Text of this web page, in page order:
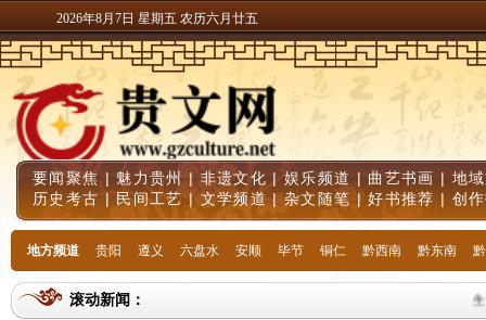
2026年8月7日 星期五 农历六月廿五
要闻聚焦| 魅力贵州|非遗文化 |娱乐频道 | 曲艺书画 | 地
历史考古 | 民间工艺 |文学频道|杂文随笔 |好书推荐 | 创
地方频道 贵阳 遵义 六盘水 安顺 毕节 铜仁 黔西南 黔东南
滚动新闻：